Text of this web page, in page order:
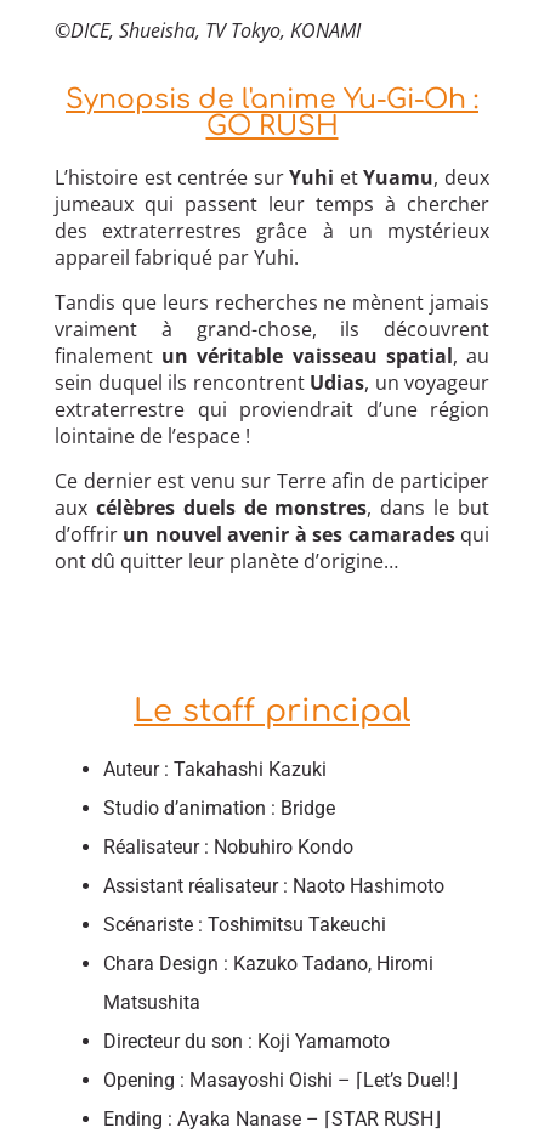
©DICE, Shueisha, TV Tokyo, KONAMI
Synopsis de l'anime Yu-Gi-Oh :
GO RUSH
L’histoire est centrée surYuhi etYuamu, deux
jumeaux qui passent leur temps à chercher
des extraterrestres grâce à un mystérieux
appareil fabriqué par Yuhi.
Tandis que leurs recherches ne mènent jamais
vraiment à grand-chose, ils découvrent
finalement un véritable vaisseau spatial, au
sein duquel ils rencontrent Udias, un voyageur
extraterrestre qui proviendrait d’une région
lointaine de l’espace !
Ce dernier est venu sur Terre afin de participer
aux célèbres duels de monstres, dans le but
d’offrir un nouvel avenir à ses camaradesqui
ont dû quitter leur planète d’origine…
Le staff principal
Auteur : Takahashi Kazuki
Studio d’animation : Bridge
Réalisateur : Nobuhiro Kondo
Assistant réalisateur : Naoto Hashimoto
Scénariste : Toshimitsu Takeuchi
Chara Design : Kazuko Tadano, Hiromi
Matsushita
Directeur du son : Koji Yamamoto
Opening : Masayoshi Oishi – ⌈Let’s Duel!⌋
Ending : Ayaka Nanase – ⌈STAR RUSH⌋